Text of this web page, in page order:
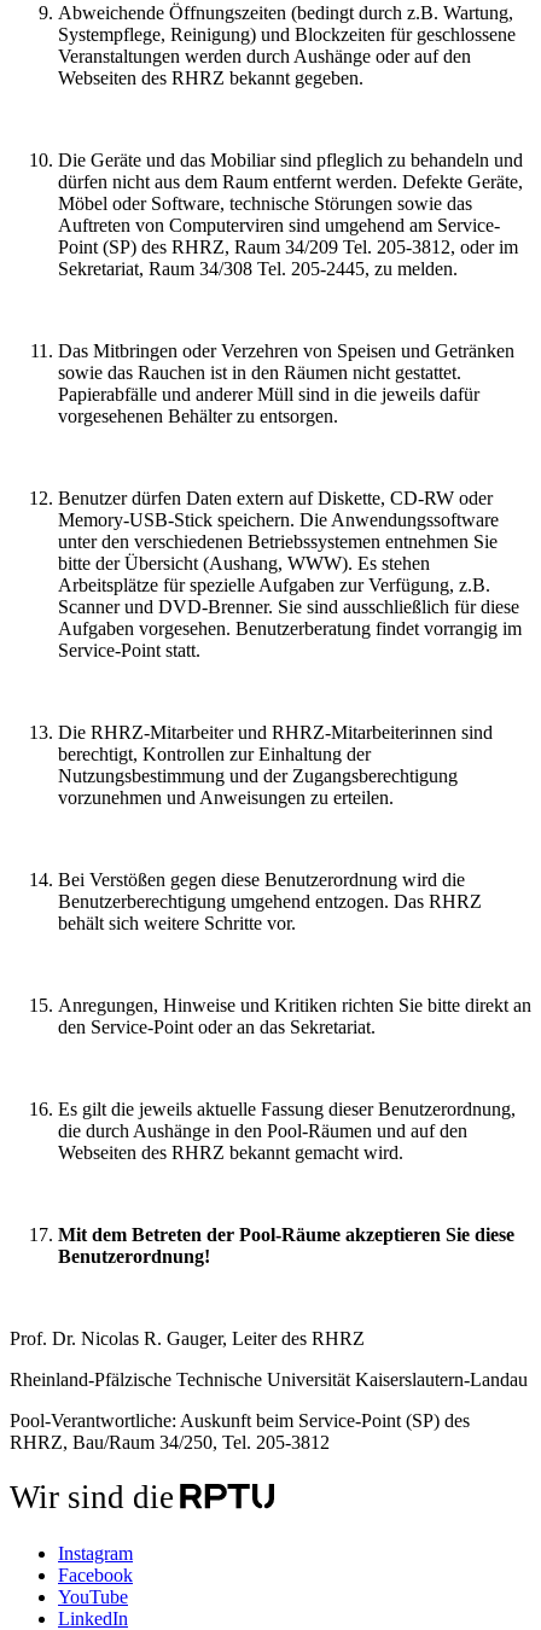
Abweichende Öffnungszeiten (bedingt durch z.B. Wartung,
Systempflege, Reinigung) und Blockzeiten für geschlossene
Veranstaltungen werden durch Aushänge oder auf den
Webseiten des RHRZ bekannt gegeben.
Die Geräte und das Mobiliar sind pfleglich zu behandeln und
dürfen nicht aus dem Raum entfernt werden. Defekte Geräte,
Möbel oder Software, technische Störungen sowie das
Auftreten von Computerviren sind umgehend am Service-
Point (SP) des RHRZ, Raum 34/209 Tel. 205-3812, oder im
Sekretariat, Raum 34/308 Tel. 205-2445, zu melden.
Das Mitbringen oder Verzehren von Speisen und Getränken
sowie das Rauchen ist in den Räumen nicht gestattet.
Papierabfälle und anderer Müll sind in die jeweils dafür
vorgesehenen Behälter zu entsorgen.
Benutzer dürfen Daten extern auf Diskette, CD-RW oder
Memory-USB-Stick speichern. Die Anwendungssoftware
unter den verschiedenen Betriebssystemen entnehmen Sie
bitte der Übersicht (Aushang, WWW). Es stehen
Arbeitsplätze für spezielle Aufgaben zur Verfügung, z.B.
Scanner und DVD-Brenner. Sie sind ausschließlich für diese
Aufgaben vorgesehen. Benutzerberatung findet vorrangig im
Service-Point statt.
Die RHRZ-Mitarbeiter und RHRZ-Mitarbeiterinnen sind
berechtigt, Kontrollen zur Einhaltung der
Nutzungsbestimmung und der Zugangsberechtigung
vorzunehmen und Anweisungen zu erteilen.
Bei Verstößen gegen diese Benutzerordnung wird die
Benutzerberechtigung umgehend entzogen. Das RHRZ
behält sich weitere Schritte vor.
Anregungen, Hinweise und Kritiken richten Sie bitte direkt an
den Service-Point oder an das Sekretariat.
Es gilt die jeweils aktuelle Fassung dieser Benutzerordnung,
die durch Aushänge in den Pool-Räumen und auf den
Webseiten des RHRZ bekannt gemacht wird.
Mit dem Betreten der Pool-Räume akzeptieren Sie diese
Benutzerordnung!
Prof. Dr. Nicolas R. Gauger, Leiter des RHRZ
Rheinland-Pfälzische Technische Universität Kaiserslautern-Landau
Pool-Verantwortliche: Auskunft beim Service-Point (SP) des
RHRZ, Bau/Raum 34/250, Tel. 205-3812
Wir sind die
Instagram
Facebook
YouTube
LinkedIn